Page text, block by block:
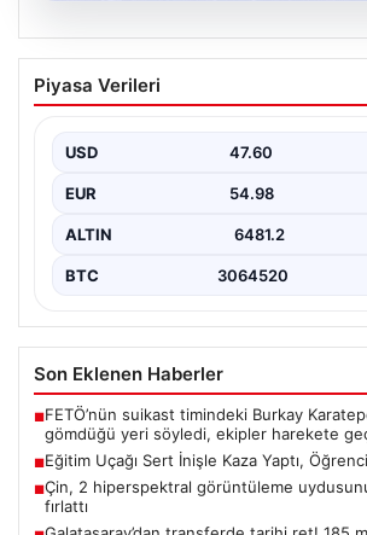
Eğitim Uçağı Sert İnişle Kaza
Öğrenci Pilot Yaralandı
yakınlarında gerçekleştirilen eğitim
beklenmedik bir kaza yaşandı.…
Piyasa Verileri
USD 47.60
EUR 54.98
ALTIN 6481.2
BTC 3064520
Son Eklenen Haberler
■FETÖ’nün suikast timindeki Burkay
gömdüğü yeri söyledi, ekipler harekete
■Eğitim Uçağı Sert İnişle Kaza Yaptı,
■Çin, 2 hiperspektral görüntüleme
fırlattı